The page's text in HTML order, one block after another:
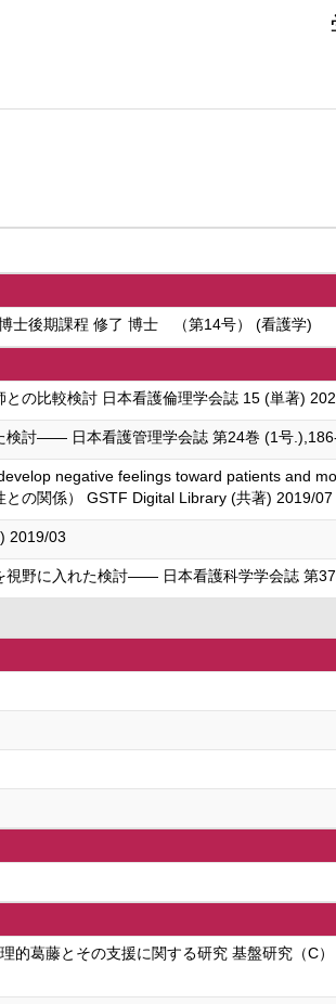
士後期課程 修了 博士 （第14号） (看護学)
の比較検討 日本看護倫理学会誌 15 (単著)
討—— 日本看護管理学会誌 第24巻 (1号
negative feelings toward patients and
との関係） GSTF Digital Library (共著) 2019/07
2019/03
野に入れた検討—— 日本看護科学学会誌 第
的葛藤とその支援に関する研究 基盤研究（C